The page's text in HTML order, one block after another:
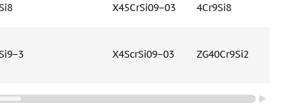
X45CrSi09−03 4Cr9Si8
X4ScrSi09−03 ZG40Cr9Si2